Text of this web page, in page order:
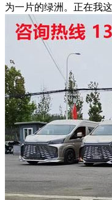
为一片的绿洲。正在我